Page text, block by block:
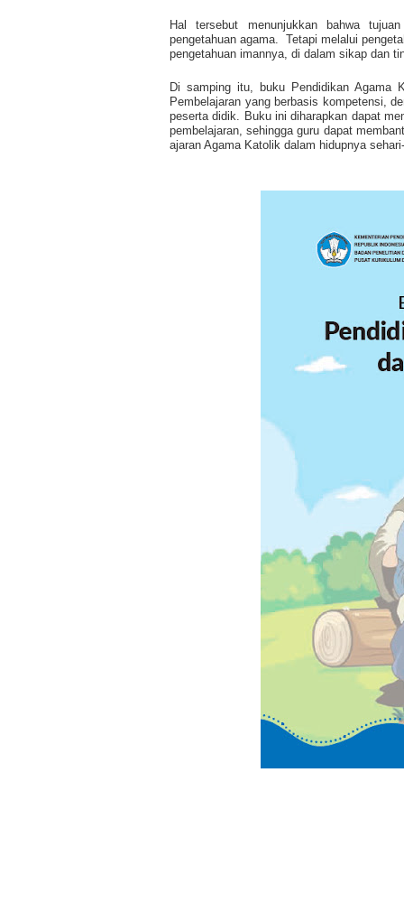
Hal tersebut menunjukkan bahwa
pengetahuan agama. Tetapi melalui
pengetahuan imannya, di dalam sikap dan
Di samping itu, buku Pendidikan Agama
Pembelajaran yang berbasis kompetensi,
peserta didik. Buku ini diharapkan dapat
pembelajaran, sehingga guru dapat
ajaran Agama Katolik dalam hidupnya